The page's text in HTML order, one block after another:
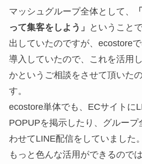
マッシュグループ全体として、
って集客をしよう」
ということ
出していたのですが、ecostore
導入していたので、これを活用
かというご相談をさせて頂いた
す。
ecostore単体でも、ECサイトに
POPUPを掲示したり、グループ
わせてLINE配信をしていました。
もっと色んな活用ができるので